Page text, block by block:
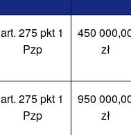
art. 275 pkt 1
Pzp
450
zł
art. 275 pkt 1
Pzp
950
zł